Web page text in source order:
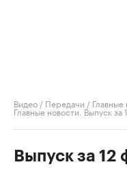
Видео / Передачи / Главные
Главные новости. Выпуск
Выпуск за 12